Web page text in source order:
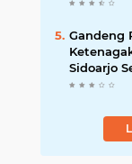
Gandeng
Sidoarjo
Santunan
Waris
Agama